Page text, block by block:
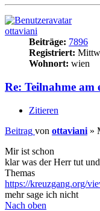
ottaviani
Beiträge: 7896
Registriert:
Wohnort: wien
Re: Teilnahme am
Zitieren
Beitrag von ottaviani »
Mir ist schon
klar was der Herr tut
Themas
https://kreuzgang.org/
mehr sage ich nicht
Nach oben